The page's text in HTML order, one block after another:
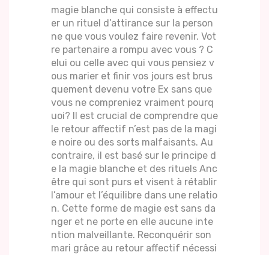
magie blanche qui consiste à effectu
er un rituel d’attirance sur la person
ne que vous voulez faire revenir. Vot
re partenaire a rompu avec vous ? C
elui ou celle avec qui vous pensiez v
ous marier et finir vos jours est brus
quement devenu votre Ex sans que
vous ne compreniez vraiment pourq
uoi? Il est crucial de comprendre que
le retour affectif n’est pas de la magi
e noire ou des sorts malfaisants. Au
contraire, il est basé sur le principe d
e la magie blanche et des rituels Anc
être qui sont purs et visent à rétablir
l’amour et l’équilibre dans une relatio
n. Cette forme de magie est sans da
nger et ne porte en elle aucune inte
ntion malveillante. Reconquérir son
mari grâce au retour affectif nécessi